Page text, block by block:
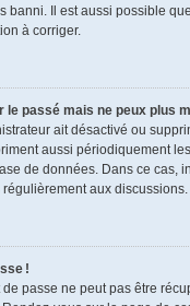
banni. Il est aussi possible
à corriger.
le passé mais ne peux plus
ait désactivé ou
aussi périodiquement
de données. Dans ce cas,
aux discussions.
!
passe ne peut pas être